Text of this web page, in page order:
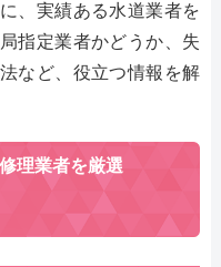
、実績ある水道業者を
指定業者かどうか、失
など、役立つ情報を解
理業者を厳選